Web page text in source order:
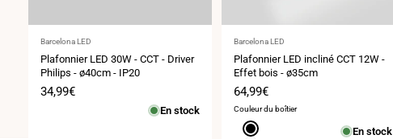
Fournisseur
:
Barcelona LED
Plafonnier LED 30W - CCT - Driver
Philips - ø40cm - IP20
Prix
34,99€
En stock
Fournisseur
:
Barcelona LED
Plafonnier LED incliné CCT 12W -
Effet bois - ø35cm
Prix
de
vente
64,99€
Couleur du boîtier
Noir
En stock